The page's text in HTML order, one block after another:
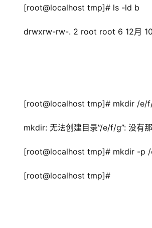
[root@localhost tmp]# ls -ld b
drwxrw-rw-. 2 root root 6 12月
[root@localhost tmp]# mkdir /e/
mkdir: 无法创建目录”/e/f/g”: 没有
[root@localhost tmp]# mkdir -p
[root@localhost tmp]#